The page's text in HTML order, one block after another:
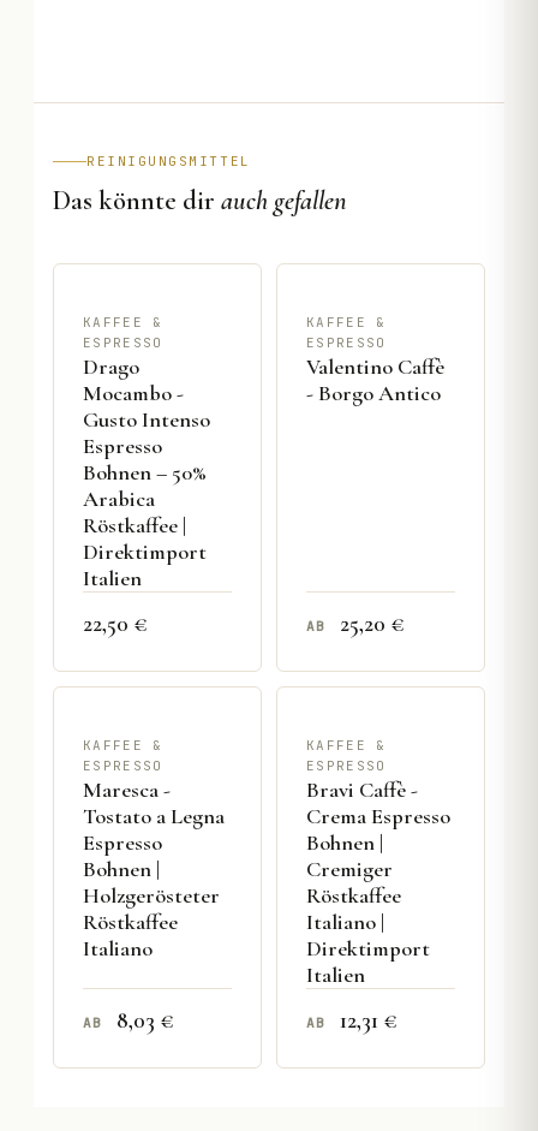
REINIGUNGSMITTEL
Das könnte dir auch gefallen
KAFFEE &
ESPRESSO
Drago
Mocambo -
Gusto Intenso
Espresso
Bohnen – 50%
Arabica
Röstkaffee |
Direktimport
Italien
22,50 €
KAFFEE &
ESPRESSO
Valentino Caffè
- Borgo Antico
AB 25,20 €
KAFFEE &
ESPRESSO
Maresca -
Tostato a Legna
Espresso
Bohnen |
Holzgerösteter
Röstkaffee
Italiano
AB 8,03 €
KAFFEE &
ESPRESSO
Bravi Caffè -
Crema Espresso
Bohnen |
Cremiger
Röstkaffee
Italiano |
Direktimport
Italien
AB 12,31 €